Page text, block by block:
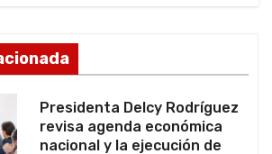
Presidenta Delcy Rodríguez
revisa agenda económica
nacional y la ejecución de